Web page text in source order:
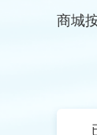
商城